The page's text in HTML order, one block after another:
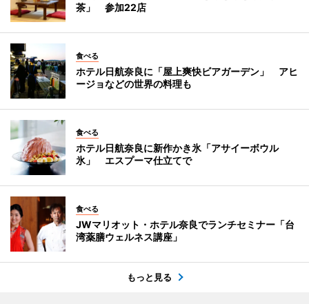
茶」 参加22店
食べる
ホテル日航奈良に「屋上爽快ビアガーデン」 アヒ
ージョなどの世界の料理も
食べる
ホテル日航奈良に新作かき氷「アサイーボウル
氷」 エスプーマ仕立てで
食べる
JWマリオット・ホテル奈良でランチセミナー「台
湾薬膳ウェルネス講座」
もっと見る